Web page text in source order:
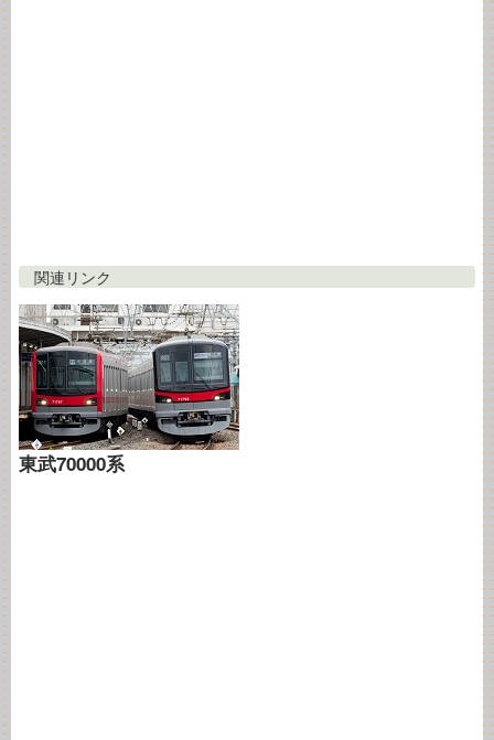
関連リンク
東武70000系